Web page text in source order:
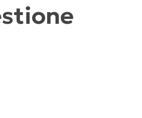
DEI PRODOTTI